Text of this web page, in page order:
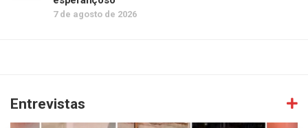
7 de agosto de 2026
Entrevistas